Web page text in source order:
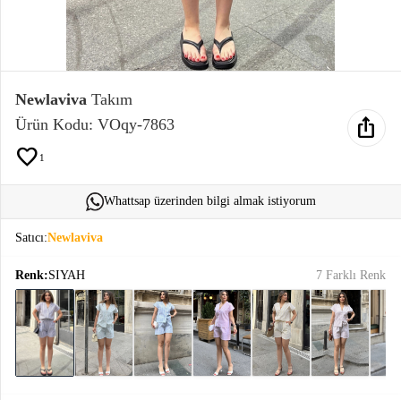
Sweatshirt
T-Shirt
Ev
Giyimkeyboard_arrow_down
Newlaviva Takım
Ürün Kodu: VOqy-7863
favorite 1
ios_share
Whattsap üzerinden bilgi almak istiyorum
Satıcı:Newlaviva
Renk:SIYAH 7 Farklı Renk